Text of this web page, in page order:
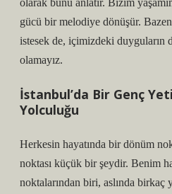
olarak bunu anlatır. Bizim
gücü bir melodiye dönüşür.
istesek de, içimizdeki duyguların
olamayız.
İstanbul’da Bir Genç
Yolculuğu
Herkesin hayatında bir dönüm
noktası küçük bir şeydir. Benim
noktalarından biri, aslında birkaç